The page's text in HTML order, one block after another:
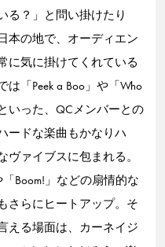
る？」と問い掛けたり
本の地で、オーディエン
に気に掛けてくれている
「Peek a Boo」や「Who
といった、QCメンバーとの
ードな楽曲もかなりハ
ァイブスに包まれる。
「Boom!」などの扇情的な
さらにヒートアップ。そ
える場面は、カーネイジ